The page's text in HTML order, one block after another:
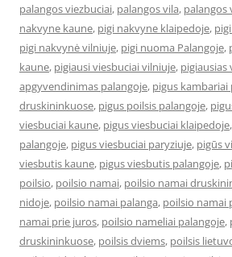
palangos viezbuciai, palangos vila, palangos
nakvyne kaune, pigi nakvyne klaipedoje,
pigi nakvynė vilniuje, pigi nuoma Palangoje,
kaune, pigiausi viesbuciai vilniuje, pigiausias
apgyvendinimas palangoje, pigus kambariai
druskininkuose, pigus poilsis palangoje,
viesbuciai kaune, pigus viesbuciai klaipedoje,
palangoje, pigus viesbuciai paryziuje, pigūs
viesbutis kaune, pigus viesbutis palangoje,
poilsio, poilsio namai, poilsio namai
nidoje, poilsio namai palanga, poilsio namai
namai prie juros, poilsio nameliai palangoje,
druskininkuose, poilsis dviems, poilsis